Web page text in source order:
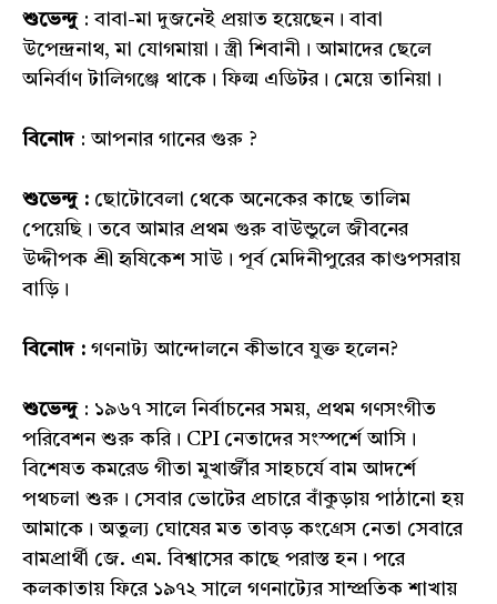
শুভেন্দু : বাবা-মা দুজনেই প্রয়াত হয়েছেন। বাবা
উপেন্দ্রনাথ, মা যোগমায়া। স্ত্রী শিবানী। আমাদের ছেলে
অনির্বাণ টালিগঞ্জে থাকে। ফিল্ম এডিটর। মেয়ে তানিয়া।
বিনোদ: আপনার গানের গুরু ?
শুভেন্দু : ছোটোবেলা থেকে অনেকের কাছে তালিম
পেয়েছি। তবে আমার প্রথম গুরু বাউন্ডুলে জীবনের
উদ্দীপক শ্রী হৃষিকেশ সাউ। পূর্ব মেদিনীপুরের কাণ্ডপসরায়
বাড়ি।
বিনোদ : গণনাট্য আন্দোলনে কীভাবে যুক্ত হলেন?
শুভেন্দু: ১৯৬৭ সালে নির্বাচনের সময়, প্রথম গণসংগীত
পরিবেশন শুরু করি। CPI নেতাদের সংস্পর্শে আসি।
বিশেষত কমরেড গীতা মুখার্জীর সাহচর্যে বাম আদর্শে
পথচলা শুরু। সেবার ভোটের প্রচারে বাঁকুড়ায় পাঠানো হয়
আমাকে। অতুল্য ঘোষের মত তাবড় কংগ্রেস নেতা সেবারে
বামপ্রার্থী জে. এম. বিশ্বাসের কাছে পরাস্ত হন। পরে
কলকাতায় ফিরে ১৯৭২ সালে গণনাট্যের সাম্প্রতিক শাখায়